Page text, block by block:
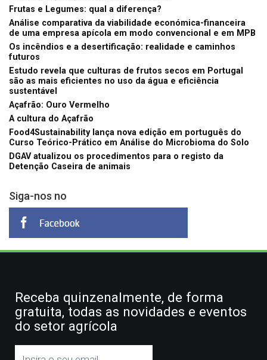
Frutas e Legumes: qual a diferença?
Análise comparativa da viabilidade económica-financeira
de uma empresa apícola em modo convencional e em MPB
Os incêndios e a desertificação: realidade e caminhos
futuros
Estudo revela que culturas de frutos secos em Portugal
são as mais eficientes no uso da água e eficiência
sustentável
Açafrão: Ouro Vermelho
A cultura do Açafrão
Food4Sustainability lança nova edição em português do
Curso Teórico-Prático em Análise do Microbioma do Solo
DGAV atualizou os procedimentos para o registo da
Detenção Caseira de animais
Siga-nos no
Receba quinzenalmente, de forma
gratuita, todas as novidades e eventos
do setor agrícola